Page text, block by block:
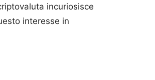
incuriosisce
interesse in